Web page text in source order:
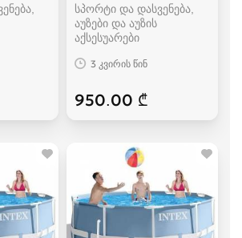
სპორტი და დასვენება,
აუზები და აუზის
აქსესუარები
3 კვირის წინ
950.00 ₾